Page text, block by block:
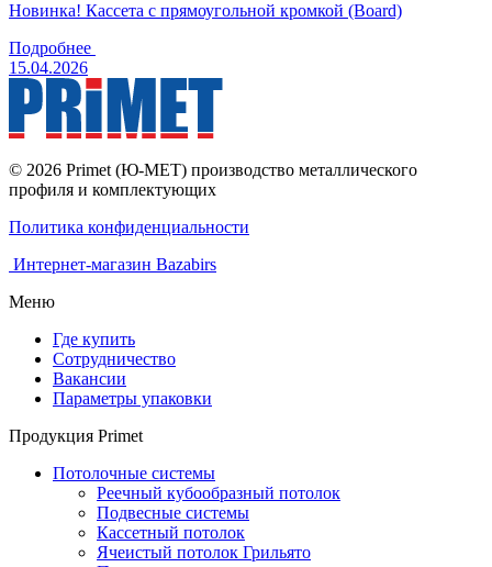
Новинка! Кассета с прямоугольной кромкой (Board)
Подробнее
15.04.2026
© 2026 Primet (Ю-МЕТ) производство металлического
профиля и комплектующих
Политика конфиденциальности
Интернет-магазин Bazabirs
Меню
Где купить
Сотрудничество
Вакансии
Параметры упаковки
Продукция Primet
Потолочные системы
Реечный кубообразный потолок
Подвесные системы
Кассетный потолок
Ячеистый потолок Грильято